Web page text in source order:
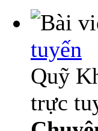
tuyến
Quỹ
trực